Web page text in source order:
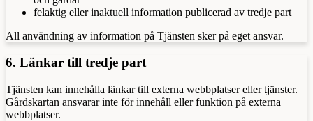
felaktig eller inaktuell information publicerad av tredje part
All användning av information på Tjänsten sker på eget ansvar.
6. Länkar till tredje part
Tjänsten kan innehålla länkar till externa webbplatser eller tjänster.
Gårdskartan ansvarar inte för innehåll eller funktion på externa
webbplatser.